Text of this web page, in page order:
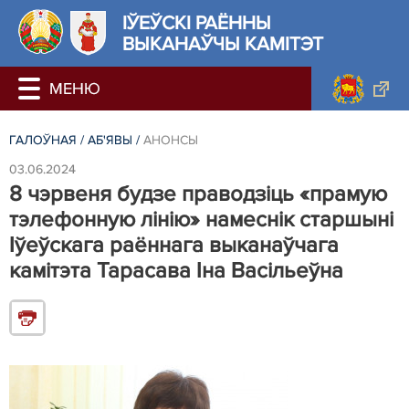
ІЎЕЎСКІ РАЁННЫ
ВЫКАНАЎЧЫ КАМІТЭТ
ГАЛОЎНАЯ / АБ'ЯВЫ / АНОНСЫ
03.06.2024
8 чэрвеня будзе праводзіць «прамую
тэлефонную лінію» намеснік старшыні
Іўеўскага раённага выканаўчага
камітэта Тарасава Іна Васільеўна